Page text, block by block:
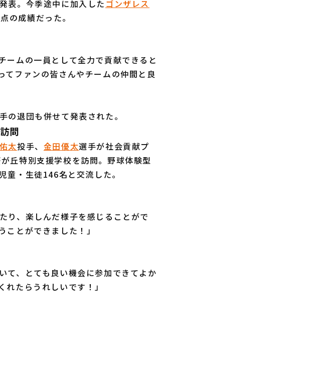
表。今季途中に加入した ゴンザレス
の成績だった。
ームの一員として全力で貢献できると
てファンの皆さんやチームの仲間と良
の退団も併せて発表された。
問
太投手、 金田優太選手が社会貢献プ
丘特別支援学校を訪問。野球体験型
童・生徒146名と交流した。
り、楽しんだ様子を感じることがで
とができました！」
て、とても良い機会に参加できてよか
たらうれしいです！」